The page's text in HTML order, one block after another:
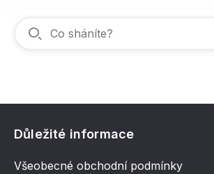
Důležité informace
Všeobecné obchodní podmínky